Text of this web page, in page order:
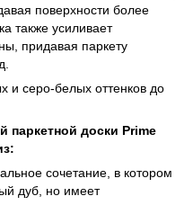
поверхности более
также усиливает
придавая паркету
и серо-белых оттенков до
доски Prime
сочетание, в котором
дуб, но имеет